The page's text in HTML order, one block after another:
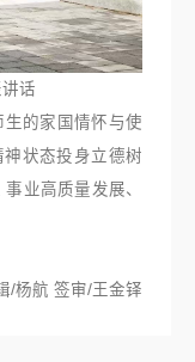
话
的家国情怀与使
状态投身立德树
业高质量发展、
/杨航 签审/王金铎